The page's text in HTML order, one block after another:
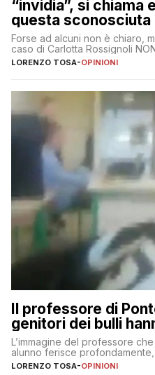
“invidia”, si chiama
questa sconosciuta
Forse ad alcuni non è chiaro,
caso di Carlotta Rossignoli
LORENZO TOSA-OPINIONI
Il professore di
genitori dei bulli
L’immagine del professore
alunno ferisce
LORENZO TOSA-OPINIONI